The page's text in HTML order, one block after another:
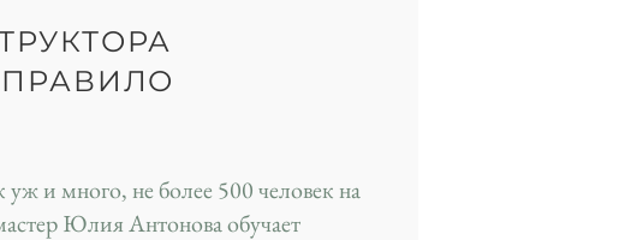
и много, не более 500 человек на
Юлия Антонова обучает